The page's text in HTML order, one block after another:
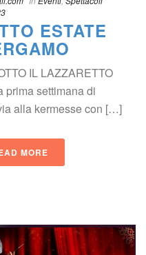
ESTATE
IL LAZZARETTO
prima settimana di
alla kermesse con […]
MORE